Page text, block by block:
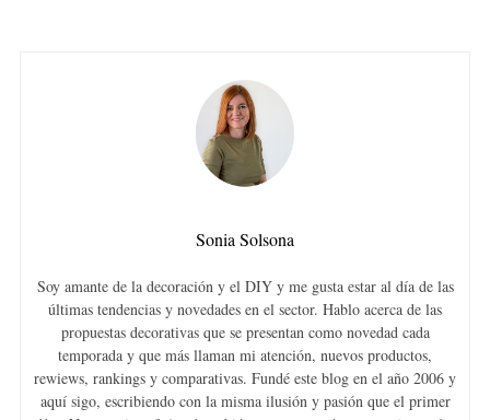
Sonia Solsona
Soy amante de la decoración y el DIY y me gusta estar al día de las
últimas tendencias y novedades en el sector. Hablo acerca de las
propuestas decorativas que se presentan como novedad cada
temporada y que más llaman mi atención, nuevos productos,
rewiews, rankings y comparativas. Fundé este blog en el año 2006 y
aquí sigo, escribiendo con la misma ilusión y pasión que el primer